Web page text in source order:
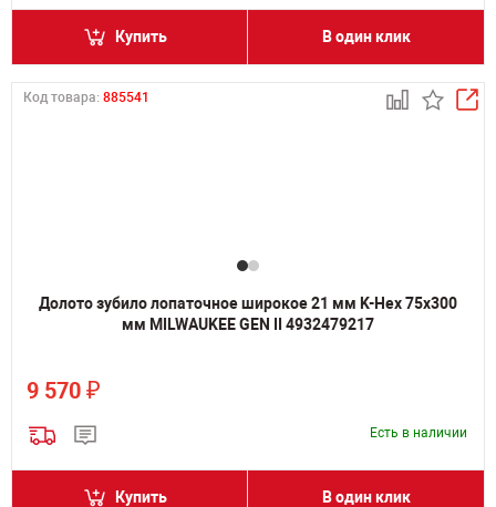
Купить В один клик
Код товара: 885541
Долото зубило лопаточное широкое 21 мм K-Hex 75х300
мм MILWAUKEE GEN II 4932479217
9 570 ₽
Есть в наличии
Купить В один клик